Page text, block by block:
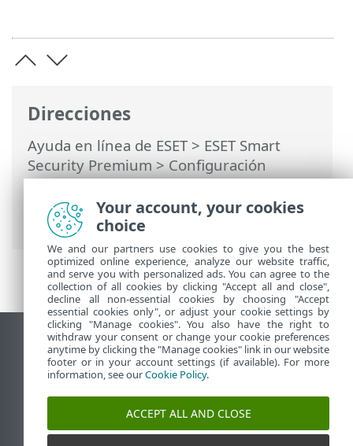
Direcciones
Ayuda en línea de ESET> ESET Smart
Security Premium>Configuración
avanzada>Análisis>Exclusiones>
Exclusiones de detección > Asistente de
creación de exclusión de detección
Ver sitio para ordenador
End of Life
Base de conocimiento de ESET
Foro de ESET
ESET Status Portal
Your account, your cookies
choice
We and our partners use cookies to give you the best
optimized online experience, analyze our website traffic,
and serve you with personalized ads. You can agree to the
collection of all cookies by clicking "Accept all and close",
decline all non-essential cookies by choosing "Accept
essential cookies only", or adjust your cookie settings by
clicking "Manage cookies". You also have the right to
withdraw your consent or change your cookie preferences
anytime by clicking the "Manage cookies" link in our website
footer or in your account settings (if available). For more
information, see ourCookie Policy.
ACCEPT ALL AND CLOSE